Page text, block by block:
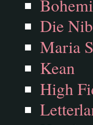
Die
Maria
Kean
High